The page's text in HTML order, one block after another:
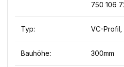
750 106
Typ: VC-Profil,
Bauhöhe: 300mm